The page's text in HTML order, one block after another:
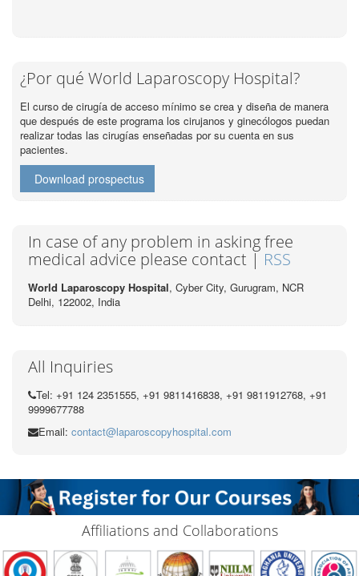
¿Por qué World Laparoscopy Hospital?
El curso de cirugía de acceso mínimo se crea y diseña de manera
que después de este programa los cirujanos y ginecólogos puedan
realizar todas las cirugías enseñadas por su cuenta en sus
pacientes.
Download prospectus
In case of any problem in asking free
medical advice please contact | RSS
World Laparoscopy Hospital, Cyber City, Gurugram, NCR
Delhi, 122002, India
All Inquiries
Tel: +91 124 2351555, +91 9811416838, +91 9811912768, +91
9999677788
Email: contact@laparoscopyhospital.com
Affiliations and Collaborations